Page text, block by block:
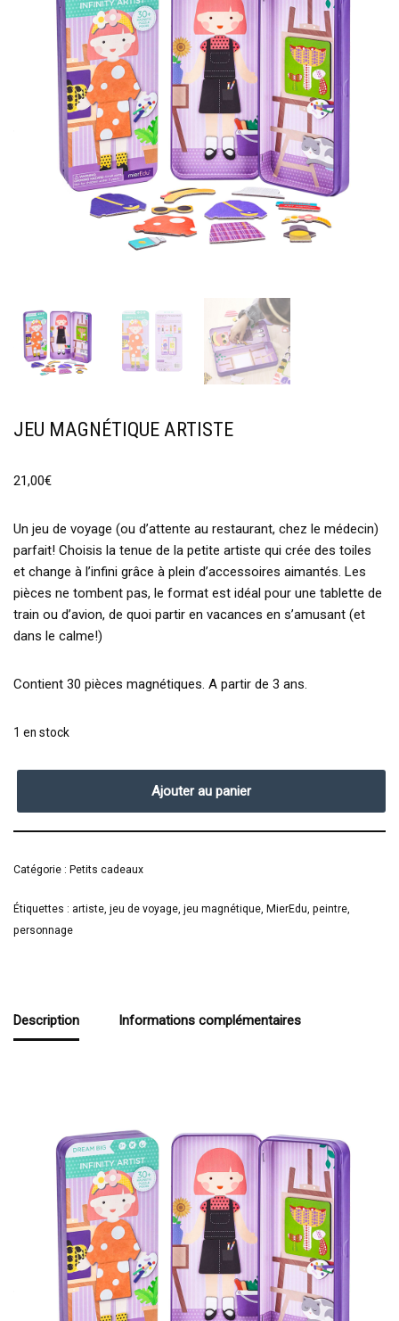
JEU MAGNÉTIQUE ARTISTE
21,00€
Un jeu de voyage (ou d’attente au restaurant, chez le médecin)
parfait! Choisis la tenue de la petite artiste qui crée des toiles
et change à l’infini grâce à plein d’accessoires aimantés. Les
pièces ne tombent pas, le format est idéal pour une tablette de
train ou d’avion, de quoi partir en vacances en s’amusant (et
dans le calme!)
Contient 30 pièces magnétiques. A partir de 3 ans.
1 en stock
Ajouter au panier
Catégorie : Petits cadeaux
Étiquettes : artiste jeu de voyage jeu magnétique MierEdu peintre
personnage
Description Informations complémentaires